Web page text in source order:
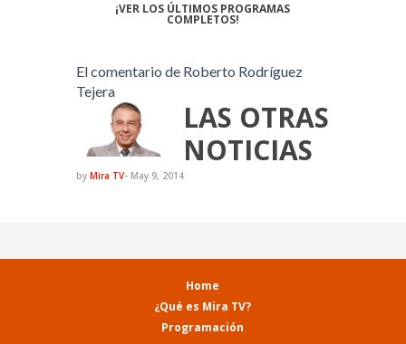
¡VER LOS ÚLTIMOS PROGRAMAS
COMPLETOS!
El comentario de Roberto Rodríguez
Tejera
LAS OTRAS
NOTICIAS
by Mira TV- May 9, 2014
Home
¿Qué es Mira TV?
Programación